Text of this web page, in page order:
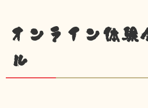
オンライン体験
ル